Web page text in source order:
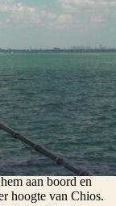
voegden wij ons
waren voor
diep in de nacht tot
jonge man,
slaap
dood opgenomen.
en zei: “Weest niet
te hebben ging hij
echter waren al
zo was zijn plan
aan boord en
hoogte van Chios.